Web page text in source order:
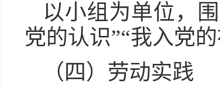
以小组为单位，
党的认识”“我入党
（四）劳动实践